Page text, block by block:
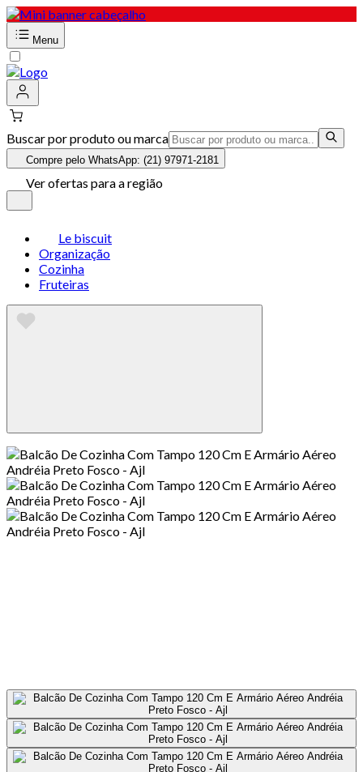
Menu
Buscar por produto ou marca
Compre pelo WhatsApp: (21) 97971-2181
Ver ofertas para a região
Le biscuit
Organização
Cozinha
Fruteiras